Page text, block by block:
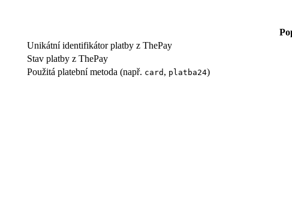
Unikátní identifikátor platby z ThePay
Stav platby z ThePay
Použitá platební metoda (např. card , platba24)